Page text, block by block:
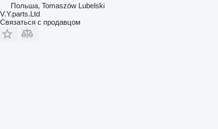
Польша, Tomaszów Lubelski
V.Y.parts.Ltd
Связаться с продавцом